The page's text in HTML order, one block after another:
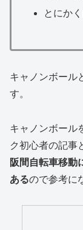
とにか
キャノンボール
す。
キャノンボール
ク初心者の記事
阪間自転車移動
あるので参考に